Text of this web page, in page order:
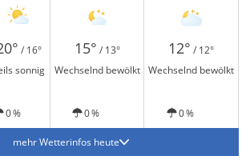
/ 16° 15° / 13° 12° / 12°
sonnig Wechselnd bewölkt Wechselnd bewölkt
0 % 0 % 0 %
mehr Wetterinfos heute